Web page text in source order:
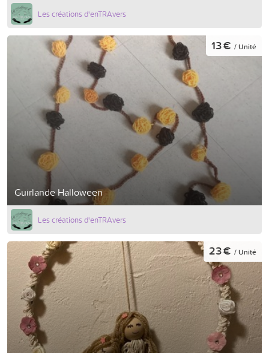
Les créations d'enTRAvers
Guirlande Halloween
13 € / Unité
Les créations d'enTRAvers
23 € / Unité